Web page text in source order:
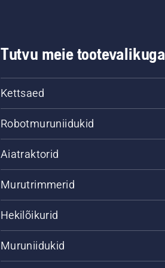
Tutvu meie tootevalikuga
Kettsaed
Robotmuruniidukid
Aiatraktorid
Murutrimmerid
Hekilõikurid
Muruniidukid